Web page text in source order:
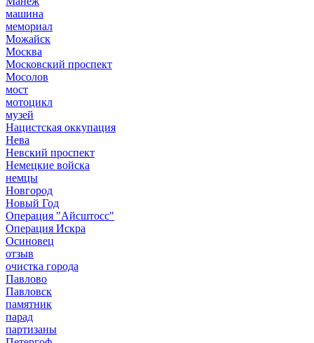
машина
мемориал
Можайск
Москва
Московский проспект
Мосолов
мост
мотоцикл
музей
Нацистская оккупация
Нева
Невский проспект
Немецкие войска
немцы
Новгород
Новый Год
Операция "Айсштосс"
Операция Искра
Осиновец
отзыв
очистка города
Павлово
Павловск
памятник
парад
партизаны